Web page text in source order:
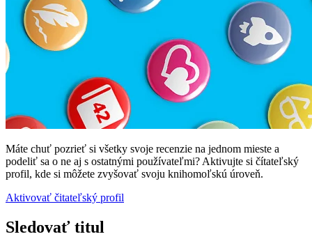
Máte chuť pozrieť si všetky svoje recenzie na jednom mieste a
podeliť sa o ne aj s ostatnými používateľmi? Aktivujte si čítateľský
profil, kde si môžete zvyšovať svoju knihomoľskú úroveň.
Aktivovať čitateľský profil
Sledovať titul